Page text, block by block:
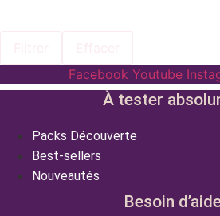
Facebook Youtube
À tester
Packs Découverte
Best-sellers
Nouveautés
Besoin